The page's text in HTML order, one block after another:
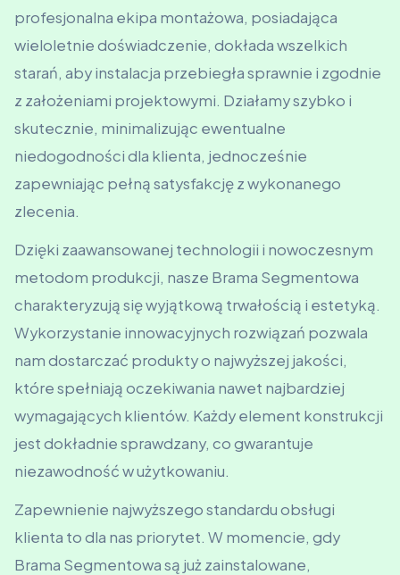
profesjonalna ekipa montażowa, posiadająca
wieloletnie doświadczenie, dokłada wszelkich
starań, aby instalacja przebiegła sprawnie i zgodnie
z założeniami projektowymi. Działamy szybko i
skutecznie, minimalizując ewentualne
niedogodności dla klienta, jednocześnie
zapewniając pełną satysfakcję z wykonanego
zlecenia.
Dzięki zaawansowanej technologii i nowoczesnym
metodom produkcji, nasze Brama Segmentowa
charakteryzują się wyjątkową trwałością i estetyką.
Wykorzystanie innowacyjnych rozwiązań pozwala
nam dostarczać produkty o najwyższej jakości,
które spełniają oczekiwania nawet najbardziej
wymagających klientów. Każdy element konstrukcji
jest dokładnie sprawdzany, co gwarantuje
niezawodność w użytkowaniu.
Zapewnienie najwyższego standardu obsługi
klienta to dla nas priorytet. W momencie, gdy
Brama Segmentowa są już zainstalowane,